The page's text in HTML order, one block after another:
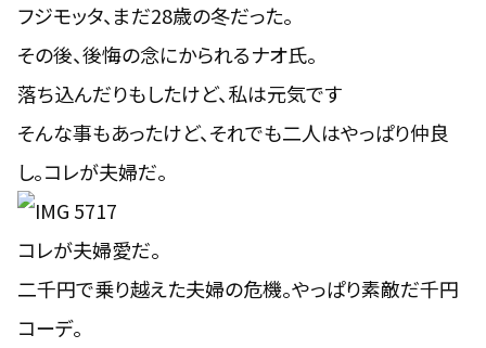
フジモッタ、まだ28歳の冬だった。
その後、後悔の念にかられるナオ氏。
落ち込んだりもしたけど、私は元気です
そんな事もあったけど、それでも二人はやっぱり仲良
し。コレが夫婦だ。
コレが夫婦愛だ。
二千円で乗り越えた夫婦の危機。やっぱり素敵だ千円
コーデ。